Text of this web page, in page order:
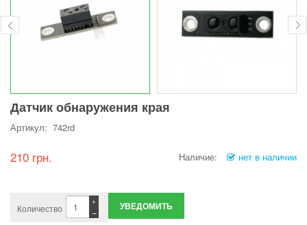
Датчик обнаружения края
Артикул: 742rd
210 грн. Наличие: нет в наличии
Количество −
+ УВЕДОМИТЬ